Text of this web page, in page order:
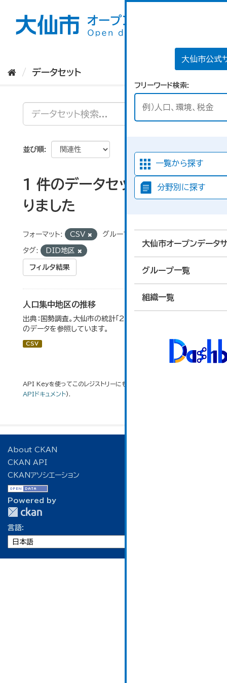
大仙市公式
フリーワード検索
一覧から探す
分野別に探す
大仙市オープンデータ
グループ一覧
組織一覧
データセット
並び順
1 件のデータセットが見つか
りました
フォーマット: CSV グループ:
タグ: DID地区
フィルタ結果
人口集中地区の推移
出典：国勢調査。大仙市の統計「2-3 人口集中地区の推移」
のデータを参照しています。
CSV
API Keyを使ってこのレジストリーにもアクセス可能です
APIドキュメント).
About CKAN
CKAN API
CKANアソシエーション
Powered by
言語